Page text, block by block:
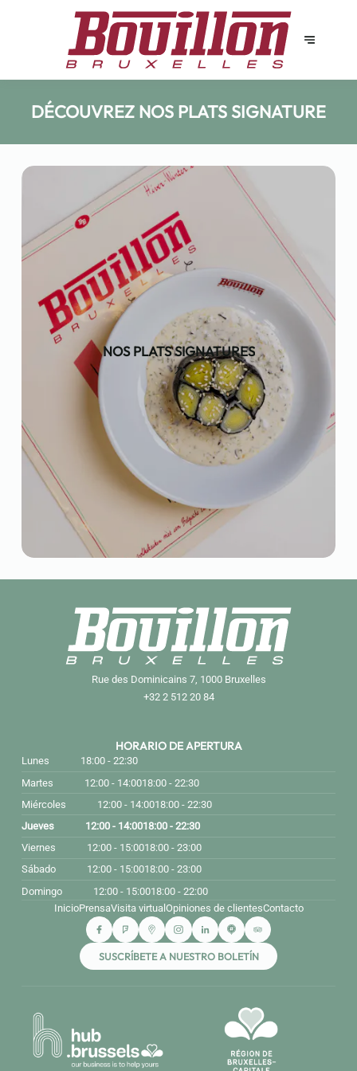
DÉCOUVREZ NOS PLATS SIGNATURE
NOS PLATS SIGNATURES
Rue des Dominicains 7, 1000 Bruxelles
+32 2 512 20 84
HORARIO DE APERTURA
Lunes
18:00 - 22:30
Martes
12:00 - 14:0018:00 - 22:30
Miércoles
12:00 - 14:0018:00 - 22:30
Jueves
12:00 - 14:0018:00 - 22:30
Viernes
12:00 - 15:0018:00 - 23:00
Sábado
12:00 - 15:0018:00 - 23:00
Domingo
12:00 - 15:0018:00 - 22:00
InicioPrensaVisita virtualOpiniones de clientesContacto
SUSCRÍBETE A NUESTRO BOLETÍN